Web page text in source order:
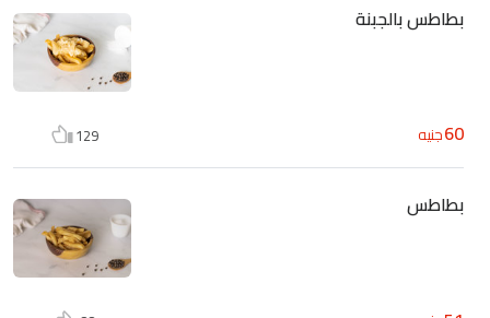
بطاطس بالجبنة
60جنيه 129
بطاطس